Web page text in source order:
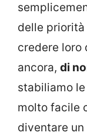
delle
credere loro
ancora, di
stabiliamo
molto facile
diventare